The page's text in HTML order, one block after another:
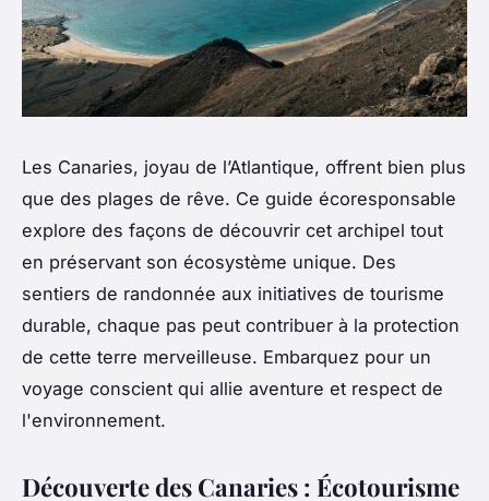
Les Canaries, joyau de l’Atlantique, offrent bien plus
que des plages de rêve. Ce guide écoresponsable
explore des façons de découvrir cet archipel tout
en préservant son écosystème unique. Des
sentiers de randonnée aux initiatives de tourisme
durable, chaque pas peut contribuer à la protection
de cette terre merveilleuse. Embarquez pour un
voyage conscient qui allie aventure et respect de
l'environnement.
Découverte des Canaries : Écotourisme